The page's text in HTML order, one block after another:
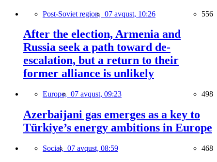
Post-Soviet region, 07 avqust, 10:26 556
After the election, Armenia and
Russia seek a path toward de-
escalation, but a return to their
former alliance is unlikely
Europe, 07 avqust, 09:23 498
Azerbaijani gas emerges as a key to
Türkiye’s energy ambitions in Europe
Social, 07 avqust, 08:59 468